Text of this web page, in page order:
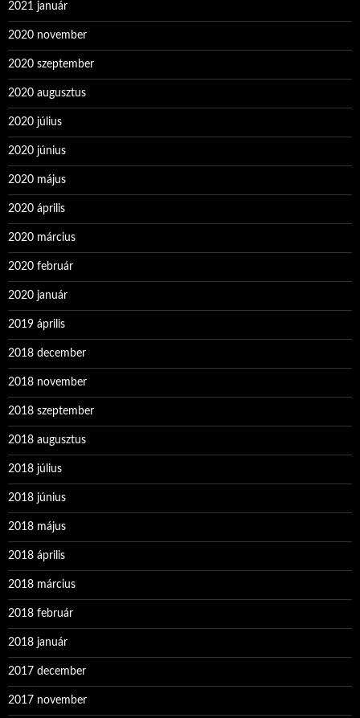
2021 január
2020 november
2020 szeptember
2020 augusztus
2020 július
2020 június
2020 május
2020 április
2020 március
2020 február
2020 január
2019 április
2018 december
2018 november
2018 szeptember
2018 augusztus
2018 július
2018 június
2018 május
2018 április
2018 március
2018 február
2018 január
2017 december
2017 november